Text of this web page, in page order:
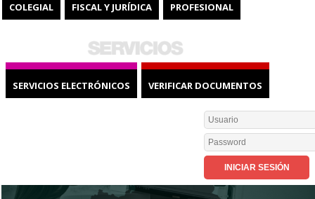
COLEGIAL FISCAL Y JURÍDICA PROFESIONAL
SERVICIOS ELECTRÓNICOS VERIFICAR DOCUMENTOS